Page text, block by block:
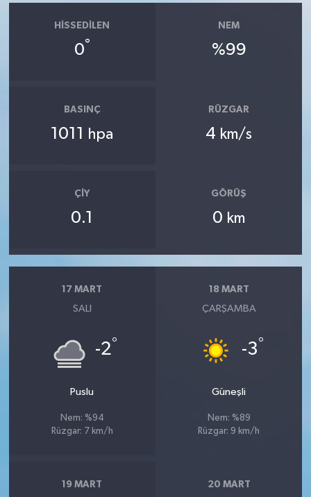
HISSEDILEN
0°
NEM
%99
BASINÇ
1011 hpa
RÜZGAR
4 km/s
ÇIY
0.1
GÖRÜŞ
0 km
17 MART
SALI
-2°
Puslu
Nem: %94
Rüzgar: 7 km/h
18 MART
ÇARŞAMBA
-3°
Güneşli
Nem: %89
Rüzgar: 9 km/h
19 MART 20 MART